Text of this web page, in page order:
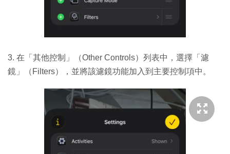
3. 在「其他控制」（Other Controls）列表中，選擇「濾
鏡」（Filters），並將該濾鏡功能加入到主要控制項中。